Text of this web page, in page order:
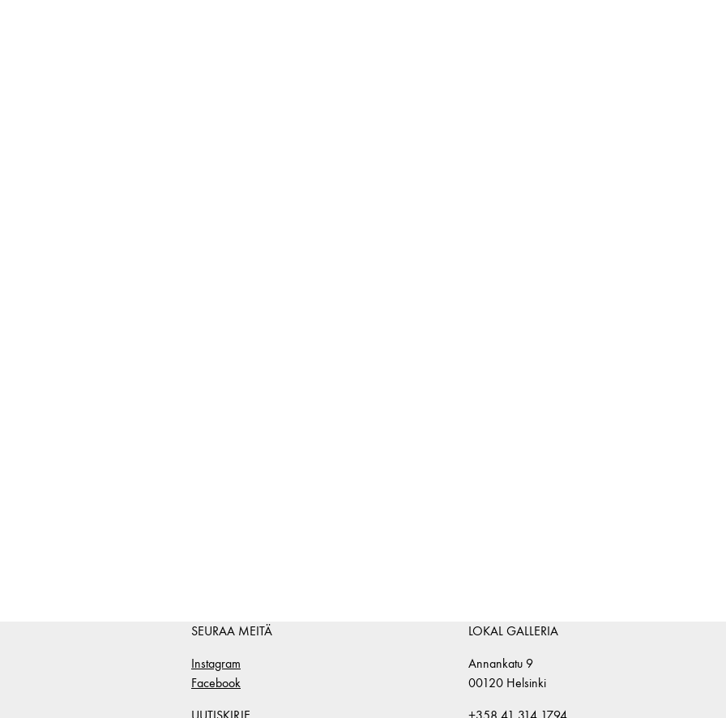
SEURAA MEITÄ
Instagram
Facebook
LOKAL GALLERIA
Annankatu 9
00120 Helsinki